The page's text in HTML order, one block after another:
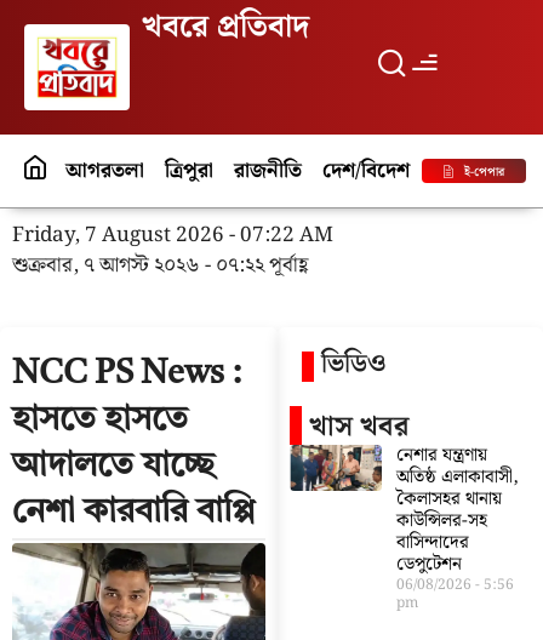
খবরে প্রতিবাদ
আগরতলা ত্রিপুরা রাজনীতি দেশ/বিদেশ পর্যটনই-পেপার
Friday, 7 August 2026 - 07:22 AM
শুক্রবার, ৭ আগস্ট ২০২৬ - ০৭:২২ পূর্বাহ্ণ
NCC PS News :
হাসতে হাসতে
আদালতে যাচ্ছে
নেশা কারবারি বাপ্পি
ভিডিও
খাস খবর
নেশার যন্ত্রণায়
অতিষ্ঠ এলাকাবাসী,
কৈলাসহর থানায়
কাউন্সিলর-সহ
বাসিন্দাদের
ডেপুটেশন
06/08/2026 5:56
pm